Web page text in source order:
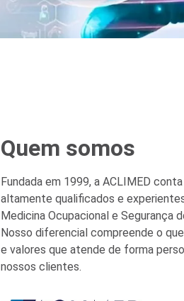
Quem somos
Fundada em 1999, a ACLIMED
altamente qualificados e
Medicina Ocupacional e Segurança
Nosso diferencial compreende o
e valores que atende de forma
nossos clientes.